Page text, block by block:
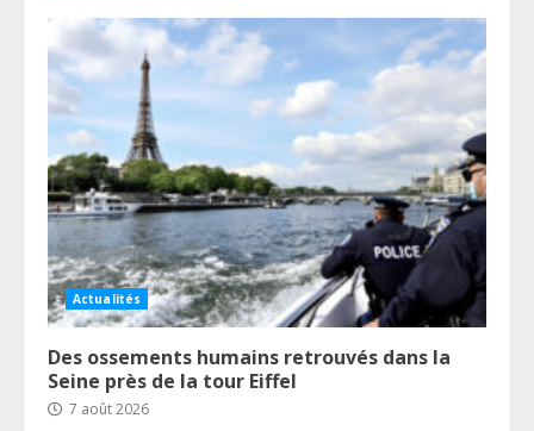
Actualités
Des ossements humains retrouvés dans la
Seine près de la tour Eiffel
7 août 2026